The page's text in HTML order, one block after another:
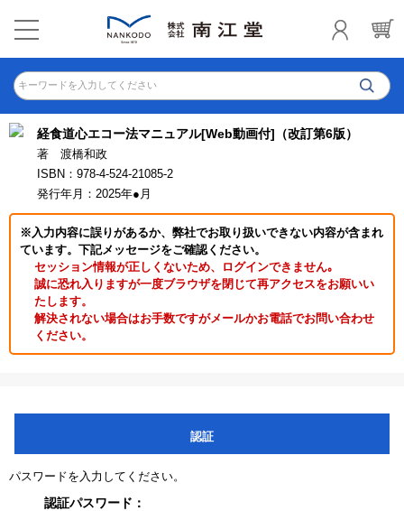
キーワードを入力してください
経食道心エコー法マニュアル[Web動画付]（改訂第6版）
著 渡橋和政
ISBN：978-4-524-21085-2
発行年月：2025年●月
※入力内容に誤りがあるか、弊社でお取り扱いできない内容が含まれ
ています。下記メッセージをご確認ください。
セッション情報が正しくないため、ログインできません｡
誠に恐れ入りますが一度ブラウザを閉じて再アクセスをお願いい
たします。
解決されない場合はお手数ですがメールかお電話でお問い合わせ
ください。
認証
パスワードを入力してください。
認証パスワード：